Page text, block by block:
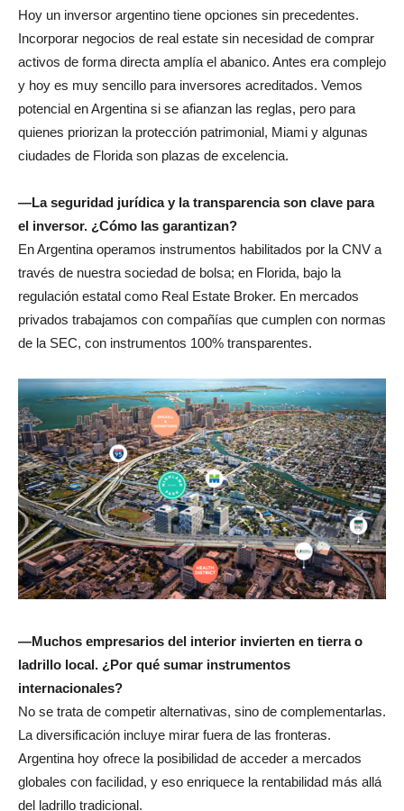
Hoy un inversor argentino tiene opciones sin precedentes.
Incorporar negocios de real estate sin necesidad de comprar
activos de forma directa amplía el abanico. Antes era complejo
y hoy es muy sencillo para inversores acreditados. Vemos
potencial en Argentina si se afianzan las reglas, pero para
quienes priorizan la protección patrimonial, Miami y algunas
ciudades de Florida son plazas de excelencia.
—La seguridad jurídica y la transparencia son clave para
el inversor. ¿Cómo las garantizan?
En Argentina operamos instrumentos habilitados por la CNV a
través de nuestra sociedad de bolsa; en Florida, bajo la
regulación estatal como Real Estate Broker. En mercados
privados trabajamos con compañías que cumplen con normas
de la SEC, con instrumentos 100% transparentes.
—Muchos empresarios del interior invierten en tierra o
ladrillo local. ¿Por qué sumar instrumentos
internacionales?
No se trata de competir alternativas, sino de complementarlas.
La diversificación incluye mirar fuera de las fronteras.
Argentina hoy ofrece la posibilidad de acceder a mercados
globales con facilidad, y eso enriquece la rentabilidad más allá
del ladrillo tradicional.